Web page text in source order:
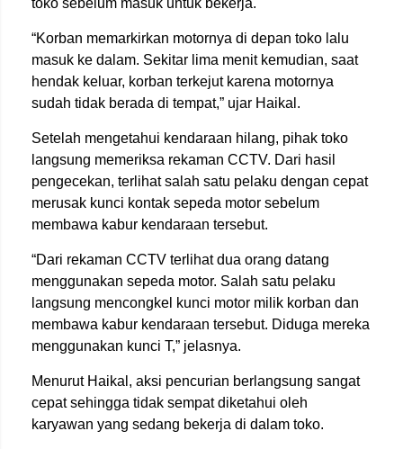
toko sebelum masuk untuk bekerja.
“Korban memarkirkan motornya di depan toko lalu
masuk ke dalam. Sekitar lima menit kemudian, saat
hendak keluar, korban terkejut karena motornya
sudah tidak berada di tempat,” ujar Haikal.
Setelah mengetahui kendaraan hilang, pihak toko
langsung memeriksa rekaman CCTV. Dari hasil
pengecekan, terlihat salah satu pelaku dengan cepat
merusak kunci kontak sepeda motor sebelum
membawa kabur kendaraan tersebut.
“Dari rekaman CCTV terlihat dua orang datang
menggunakan sepeda motor. Salah satu pelaku
langsung mencongkel kunci motor milik korban dan
membawa kabur kendaraan tersebut. Diduga mereka
menggunakan kunci T,” jelasnya.
Menurut Haikal, aksi pencurian berlangsung sangat
cepat sehingga tidak sempat diketahui oleh
karyawan yang sedang bekerja di dalam toko.